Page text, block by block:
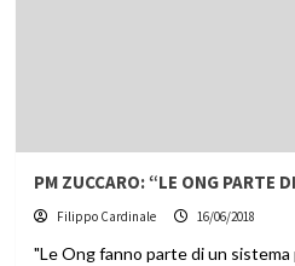
PM ZUCCARO: “LE ONG PARTE
Filippo Cardinale 16/06/2018
"Le Ong fanno parte di un